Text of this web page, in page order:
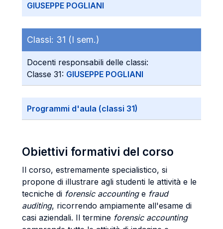
GIUSEPPE POGLIANI
Classi: 31 (I sem.)
Docenti responsabili delle classi:
Classe 31: GIUSEPPE POGLIANI
Programmi d'aula (classi 31)
Obiettivi formativi del corso
Il corso, estremamente specialistico, si
propone di illustrare agli studenti le attività e le
tecniche di forensic accounting e fraud
auditing, ricorrendo ampiamente all'esame di
casi aziendali. Il termine forensic accounting